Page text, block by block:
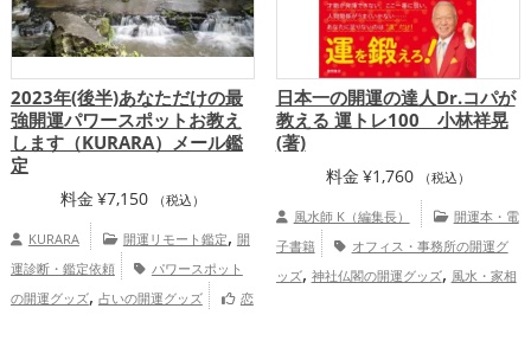
2023年(後半)あなただけの最
強開運パワースポットお教え
します（KURARA）メール鑑
定
料金 ¥7,150 （税込）
KURARA 開運リモート鑑定, 開
運診断・鑑定依頼
パワースポット
の開運グッズ, 占いの開運グッズ
恋
日本一の開運の達人Dr.コパが
教える 運トレ100 小林祥晃
(著)
料金 ¥1,760 （税込）
風水師 K（編集長）
開運本・電
子書籍
オフィス・事務所の開運グ
ッズ, 神社仏閣の開運グッズ, 風水・家相